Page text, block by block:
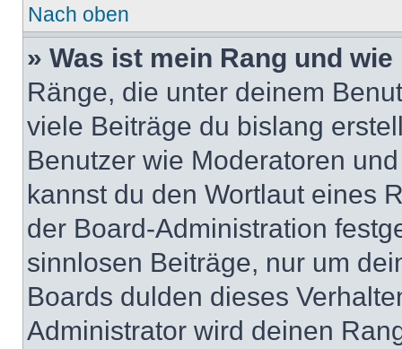
Nach oben
» Was ist mein Rang und
Ränge, die unter deinem
viele Beiträge du bislang
Benutzer wie Moderatoren
kannst du den Wortlaut eines
der Board-Administration
sinnlosen Beiträge, nur um
Boards dulden dieses
Administrator wird deinen